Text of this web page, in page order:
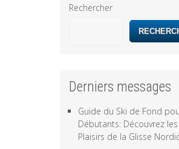
Rechercher
Derniers messages
Guide du Ski de Fond
Débutants: Découvrez les
Plaisirs de la Glisse